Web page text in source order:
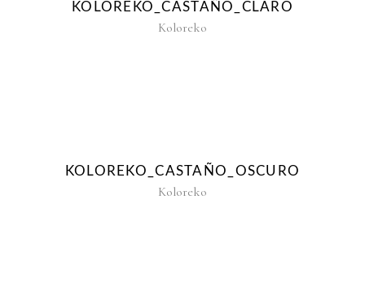
KOLOREKO_CASTAÑO_CLARO
Koloreko
KOLOREKO_CASTAÑO_OSCURO
Koloreko